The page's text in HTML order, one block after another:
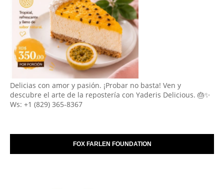
Delicias con amor y pasión. ¡Probar no basta! Ven y
descubre el arte de la repostería con Yaderis Delicious. 🎂✨
Ws: +1 (829) 365-8367
FOX FARLEN FOUNDATION